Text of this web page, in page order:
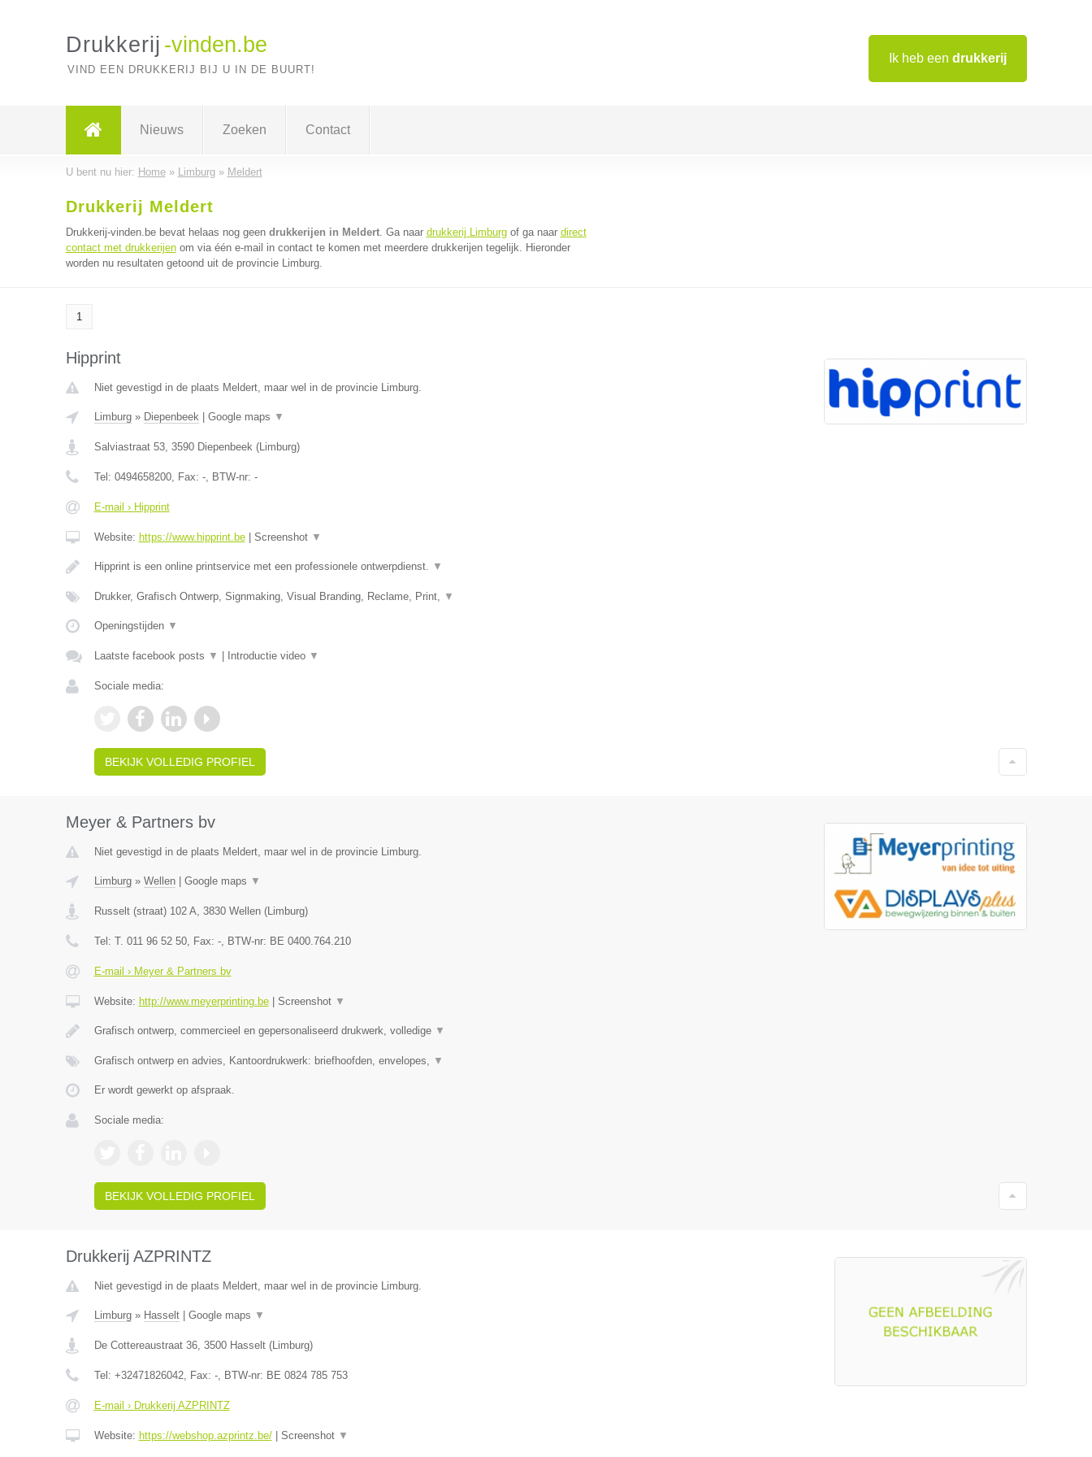
Ik heb een drukkerij
Drukkerij -vinden.be
VIND EEN DRUKKERIJ BIJ U IN DE BUURT!
Nieuws Zoeken Contact
U bent nu hier: Home» Limburg» Meldert
Drukkerij Meldert
Drukkerij-vinden.be bevat helaas nog geen drukkerijen in Meldert. Ga naar drukkerij Limburgof ga naar direct
contact met drukkerijenom via één e-mail in contact te komen met meerdere drukkerijen tegelijk. Hieronder
worden nu resultaten getoond uit de provincie Limburg.
1
Hipprint
Niet gevestigd in de plaats Meldert, maar wel in de provincie Limburg.
Limburg» Diepenbeek| Google maps ▼
Salviastraat 53, 3590 Diepenbeek(Limburg)
Tel: 0494658200, Fax: -, BTW-nr: -
E-mail › Hipprint
Website: https://www.hipprint.be| Screenshot ▼
Hipprint is een online printservice met een professionele ontwerpdienst. ▼
Drukker, Grafisch Ontwerp, Signmaking, Visual Branding, Reclame, Print, ▼
Openingstijden ▼
Laatste facebook posts ▼ Introductie video ▼
Sociale media:
BEKIJK VOLLEDIG PROFIEL
Meyer & Partners bv
Niet gevestigd in de plaats Meldert, maar wel in de provincie Limburg.
Limburg» Wellen| Google maps ▼
Russelt (straat) 102 A, 3830 Wellen(Limburg)
Tel: T. 011 96 52 50, Fax: -, BTW-nr: BE 0400.764.210
E-mail › Meyer & Partners bv
Website: http://www.meyerprinting.be| Screenshot ▼
Grafisch ontwerp, commercieel en gepersonaliseerd drukwerk, volledige ▼
Grafisch ontwerp en advies, Kantoordrukwerk: briefhoofden, envelopes, ▼
Er wordt gewerkt op afspraak.
Sociale media:
BEKIJK VOLLEDIG PROFIEL
Drukkerij AZPRINTZ
Niet gevestigd in de plaats Meldert, maar wel in de provincie Limburg.
Limburg» Hasselt| Google maps ▼
De Cottereaustraat 36, 3500 Hasselt(Limburg)
Tel: +32471826042, Fax: -, BTW-nr: BE 0824 785 753
E-mail › Drukkerij AZPRINTZ
Website: https://webshop.azprintz.be/| Screenshot ▼